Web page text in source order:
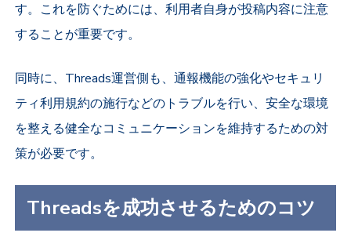
す。これを防ぐためには、利用者自身が投稿内容に注意
することが重要です。
同時に、Threads運営側も、通報機能の強化やセキュリ
ティ利用規約の施行などのトラブルを行い、安全な環境
を整える健全なコミュニケーションを維持するための対
策が必要です。
Threadsを成功させるためのコツ